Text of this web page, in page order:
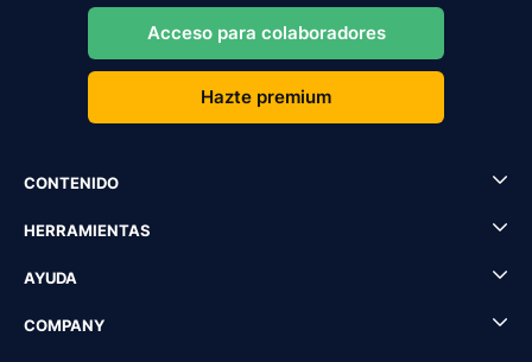
Acceso para colaboradores
Hazte premium
CONTENIDO
HERRAMIENTAS
AYUDA
COMPANY